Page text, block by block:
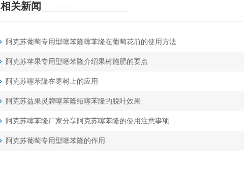
相关新闻
阿克苏葡萄专用型噻苯隆噻苯隆在葡萄花前的使用方法
阿克苏苹果专用型噻苯隆介绍果树施肥的要点
阿克苏噻苯隆在枣树上的应用
阿克苏益果灵牌噻苯隆绍噻苯隆的脱叶效果
阿克苏噻苯隆厂家分享阿克苏噻苯隆的使用注意事项
阿克苏葡萄专用型噻苯隆的作用